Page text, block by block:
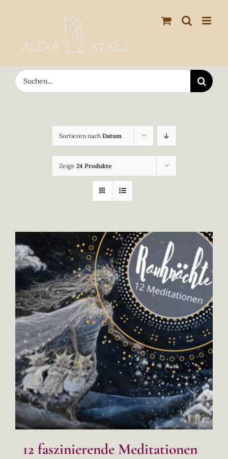
springen
Suche
nach:
Sortieren nach Datum
Zeige 24 Produkte
12 faszinierende Meditationen